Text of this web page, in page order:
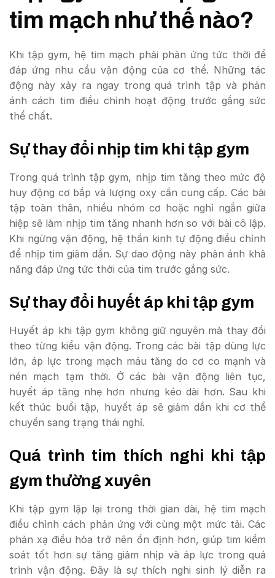
tim mạch như thế nào?
Khi tập gym, hệ tim mạch phải phản ứng tức thời để
đáp ứng nhu cầu vận động của cơ thể. Những tác
động này xảy ra ngay trong quá trình tập và phản
ánh cách tim điều chỉnh hoạt động trước gắng sức
thể chất.
Sự thay đổi nhịp tim khi tập gym
Trong quá trình tập gym, nhịp tim tăng theo mức độ
huy động cơ bắp và lượng oxy cần cung cấp. Các bài
tập toàn thân, nhiều nhóm cơ hoặc nghỉ ngắn giữa
hiệp sẽ làm nhịp tim tăng nhanh hơn so với bài cô lập.
Khi ngừng vận động, hệ thần kinh tự động điều chỉnh
để nhịp tim giảm dần. Sự dao động này phản ánh khả
năng đáp ứng tức thời của tim trước gắng sức.
Sự thay đổi huyết áp khi tập gym
Huyết áp khi tập gym không giữ nguyên mà thay đổi
theo từng kiểu vận động. Trong các bài tập dùng lực
lớn, áp lực trong mạch máu tăng do cơ co mạnh và
nén mạch tạm thời. Ở các bài vận động liên tục,
huyết áp tăng nhẹ hơn nhưng kéo dài hơn. Sau khi
kết thúc buổi tập, huyết áp sẽ giảm dần khi cơ thể
chuyển sang trạng thái nghỉ.
Quá trình tim thích nghi khi tập
gym thường xuyên
Khi tập gym lặp lại trong thời gian dài, hệ tim mạch
điều chỉnh cách phản ứng với cùng một mức tải. Các
phản xạ điều hòa trở nên ổn định hơn, giúp tim kiểm
soát tốt hơn sự tăng giảm nhịp và áp lực trong quá
trình vận động. Đây là sự thích nghi sinh lý diễn ra